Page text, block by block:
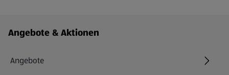
Fußzeilenmenü - weitere Links
Angebote & Aktionen
Angebote